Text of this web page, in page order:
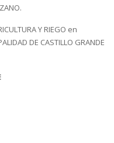
Y RIEGO en
DE CASTILLO GRANDE